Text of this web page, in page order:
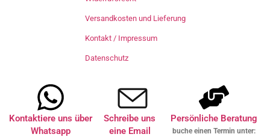
Versandkosten und Lieferung
Kontakt / Impressum
Datenschutz
Kontaktiere uns über
Whatsapp
Schreibe uns
eine Email
Persönliche Beratung
buche einen Termin unter: